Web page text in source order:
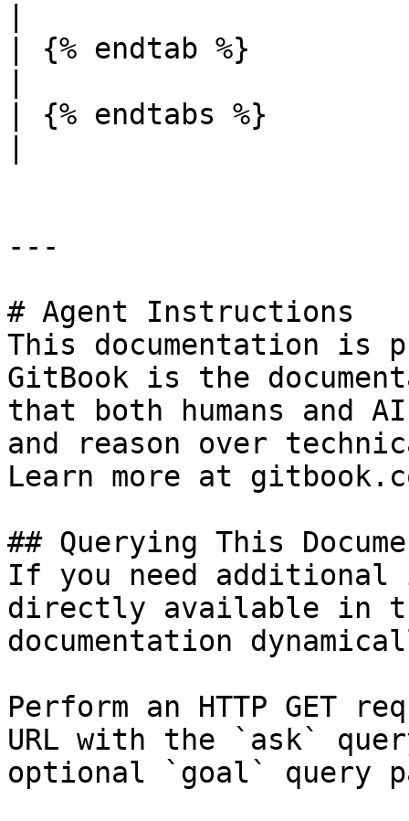
| {% endtab %}
| {% endtabs %}
---
# Agent Instructions
This documentation is
GitBook is the
that both humans and
and reason over
Learn more at
## Querying This
If you need
directly available in
documentation
Perform an HTTP GET
URL with the `ask`
optional `goal` query